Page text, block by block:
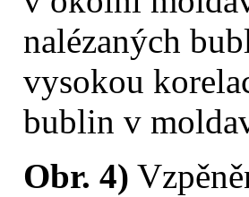
nalézaných
vysokou
bublin v
Obr. 4)